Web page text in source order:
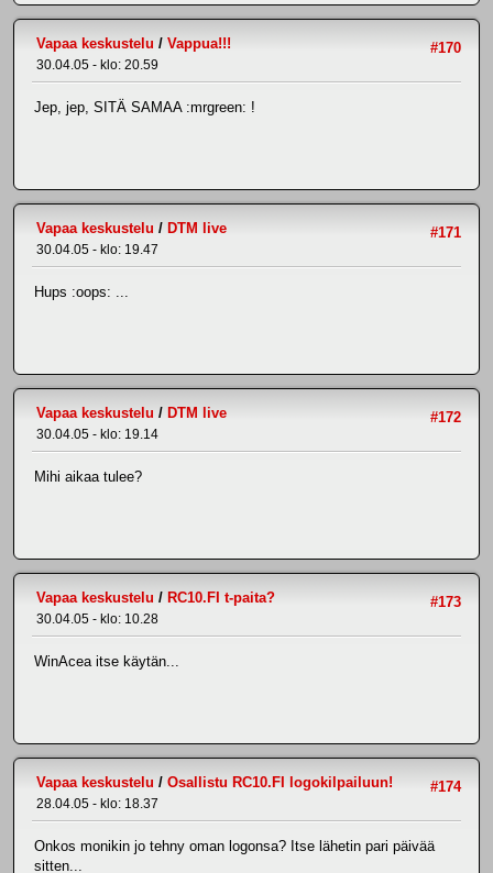
#170
Vapaa keskustelu / Vappua!!!
30.04.05 - klo: 20.59
Jep, jep, SITÄ SAMAA :mrgreen: !
#171
Vapaa keskustelu / DTM live
30.04.05 - klo: 19.47
Hups :oops: ...
#172
Vapaa keskustelu / DTM live
30.04.05 - klo: 19.14
Mihi aikaa tulee?
#173
Vapaa keskustelu / RC10.FI t-paita?
30.04.05 - klo: 10.28
WinAcea itse käytän...
#174
Vapaa keskustelu / Osallistu RC10.FI logokilpailuun!
28.04.05 - klo: 18.37
Onkos monikin jo tehny oman logonsa? Itse lähetin pari päivää
sitten...